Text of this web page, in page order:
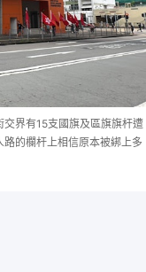
界有15支國旗及區旗旗杆遭
的欄杆上相信原本被綁上多